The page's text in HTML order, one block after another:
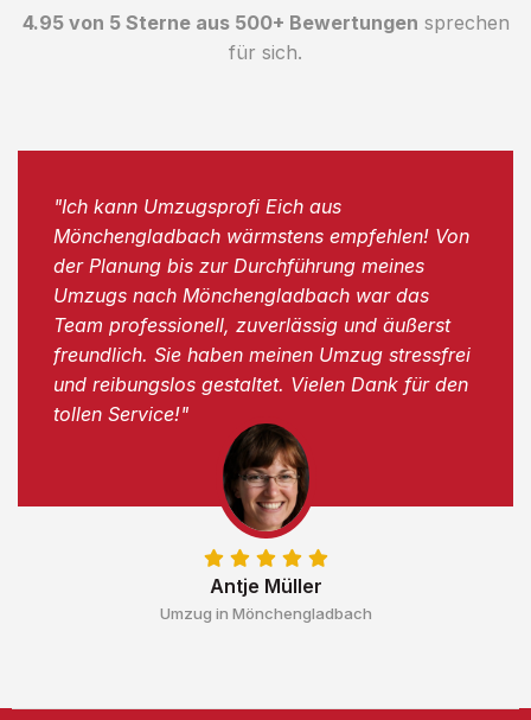
4.95 von 5 Sterne aus 500+ Bewertungen sprechen
für sich.
Antje Müller
Umzug in Mönchengladbach
"Ich kann Umzugsprofi Eich aus
Mönchengladbach wärmstens empfehlen! Von
der Planung bis zur Durchführung meines
Umzugs nach Mönchengladbach war das
Team professionell, zuverlässig und äußerst
freundlich. Sie haben meinen Umzug stressfrei
und reibungslos gestaltet. Vielen Dank für den
tollen Service!"